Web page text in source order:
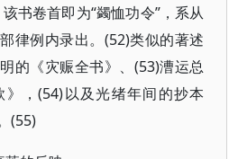
书卷首即为“蠲恤功令”，系从
律例内录出。(52)类似的著述
的《灾赈全书》、(53)漕运总
，(54)以及光绪年间的抄本
(55)